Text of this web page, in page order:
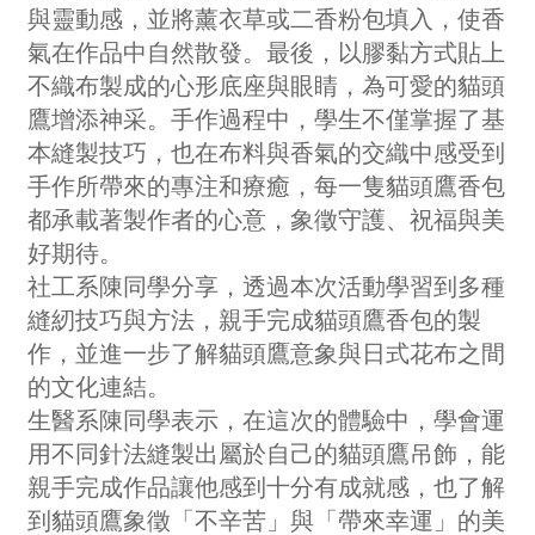
與靈動感，並將薰衣草或二香粉包填入，使香
氣在作品中自然散發。最後，以膠黏方式貼上
不織布製成的心形底座與眼睛，為可愛的貓頭
鷹增添神采。手作過程中，學生不僅掌握了基
本縫製技巧，也在布料與香氣的交織中感受到
手作所帶來的專注和療癒，每一隻貓頭鷹香包
都承載著製作者的心意，象徵守護、祝福與美
好期待。
社工系陳同學分享，透過本次活動學習到多種
縫紉技巧與方法，親手完成貓頭鷹香包的製
作，並進一步了解貓頭鷹意象與日式花布之間
的文化連結。
生醫系陳同學表示，在這次的體驗中，學會運
用不同針法縫製出屬於自己的貓頭鷹吊飾，能
親手完成作品讓他感到十分有成就感，也了解
到貓頭鷹象徵「不辛苦」與「帶來幸運」的美